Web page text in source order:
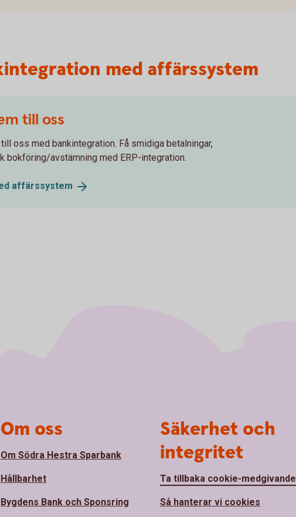
med affärssystem
till oss
oss med bankintegration. Få smidiga betalningar,
bokföring/avstämning med ERP-integration.
affärssystem
Om oss
Om Södra Hestra Sparbank
Hållbarhet
Bygdens Bank och Sponsring
Säkerhet och
integritet
Ta tillbaka cookie-medgivande
Så hanterar vi cookies